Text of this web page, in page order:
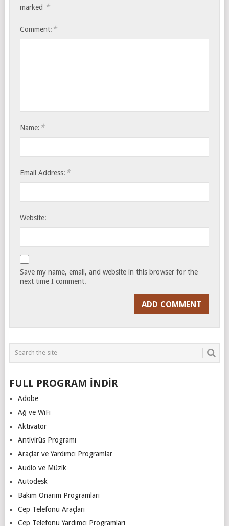
marked *
Comment: *
Name: *
Email Address: *
Website:
Save my name, email, and website in this browser for the
next time I comment.
FULL PROGRAM İNDİR
Adobe
Ağ ve WiFi
Aktivatör
Antivirüs Programı
Araçlar ve Yardımcı Programlar
Audio ve Müzik
Autodesk
Bakım Onarım Programları
Cep Telefonu Araçları
Cep Telefonu Yardımcı Programları